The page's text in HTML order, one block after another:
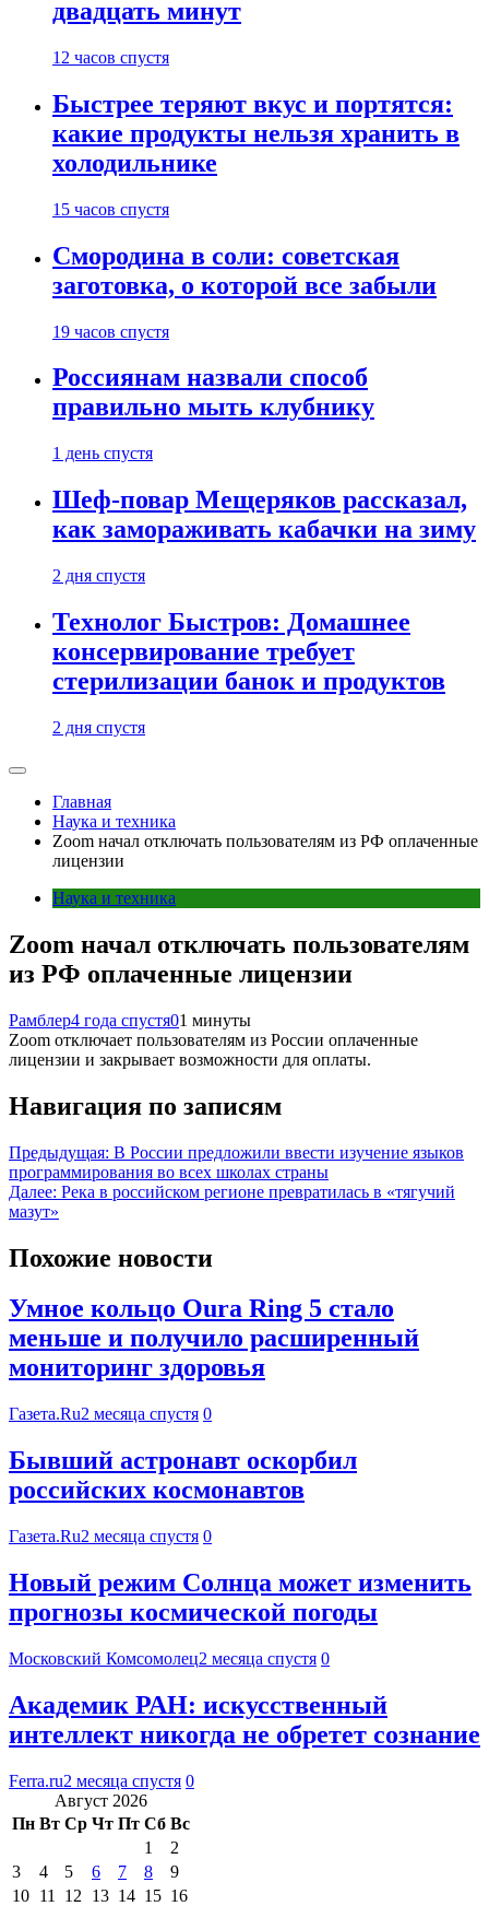
двадцать минут
12 часов спустя
Быстрее теряют вкус и портятся:
какие продукты нельзя хранить в
холодильнике
15 часов спустя
Смородина в соли: советская
заготовка, о которой все забыли
19 часов спустя
Россиянам назвали способ
правильно мыть клубнику
1 день спустя
Шеф-повар Мещеряков рассказал,
как замораживать кабачки на зиму
2 дня спустя
Технолог Быстров: Домашнее
консервирование требует
стерилизации банок и продуктов
2 дня спустя
Главная
Наука и техника
Zoom начал отключать пользователям из РФ оплаченные
лицензии
Наука и техника
Zoom начал отключать пользователям
из РФ оплаченные лицензии
Рамблер4 года спустя01 минуты
Zoom отключает пользователям из России оплаченные
лицензии и закрывает возможности для оплаты.
Навигация по записям
Предыдущая: В России предложили ввести изучение языков
программирования во всех школах страны
Далее: Река в российском регионе превратилась в «тягучий
мазут»
Похожие новости
Умное кольцо Oura Ring 5 стало
меньше и получило расширенный
мониторинг здоровья
Газета.Ru2 месяца спустя 0
Бывший астронавт оскорбил
российских космонавтов
Газета.Ru2 месяца спустя 0
Новый режим Солнца может изменить
прогнозы космической погоды
Московский Комсомолец2 месяца спустя 0
Академик РАН: искусственный
интеллект никогда не обретет сознание
Ferra.ru2 месяца спустя 0
Август 2026
Пн Вт Ср Чт Пт Сб Вс
1
2
3
4 5 6 7 8
9
10 11 12 13 14 15 16